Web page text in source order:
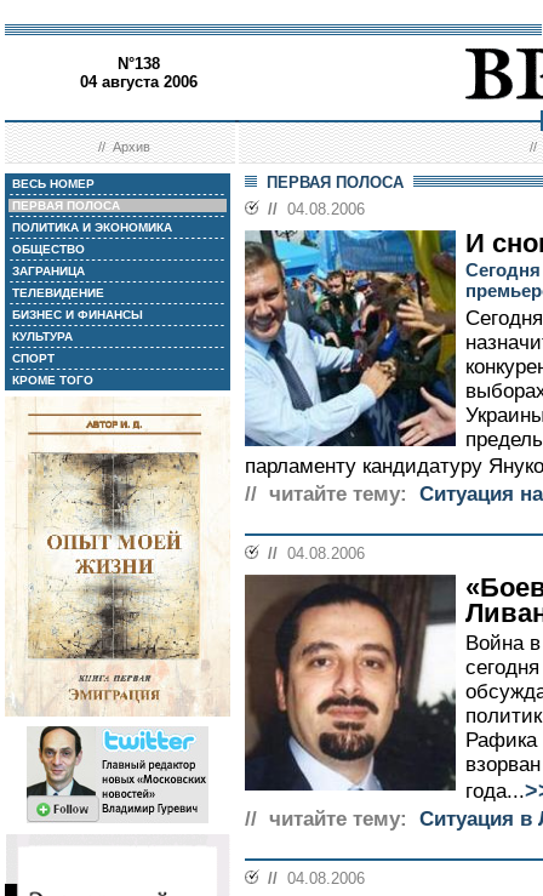
N°138
04 августа 2006
//Архив //
ВЕСЬ НОМЕР
ПЕРВАЯ ПОЛОСА
ПОЛИТИКА И ЭКОНОМИКА
ОБЩЕСТВО
ЗАГРАНИЦА
ТЕЛЕВИДЕНИЕ
БИЗНЕС И ФИНАНСЫ
КУЛЬТУРА
СПОРТ
КРОМЕ ТОГО
ПЕРВАЯ ПОЛОСА
// 04.08.2006
И
парламенту кандидатуру
// читайте тему:
Ситуация
// 04.08.2006
Война
Рафика
года...
// читайте тему: Cитуация в
// 04.08.2006